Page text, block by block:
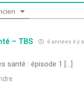
– TBS 6 années il y a
santé : épisode 1 […]